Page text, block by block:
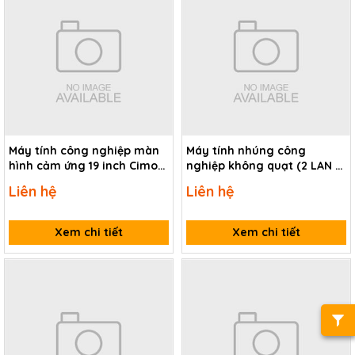
Máy tính công nghiệp màn
hình cảm ứng 19 inch Cimon
Liên hệ
Xem chi tiết
Máy tính nhúng công
nghiệp không quạt (2 LAN +
2L10C
Liên hệ
Xem chi tiết